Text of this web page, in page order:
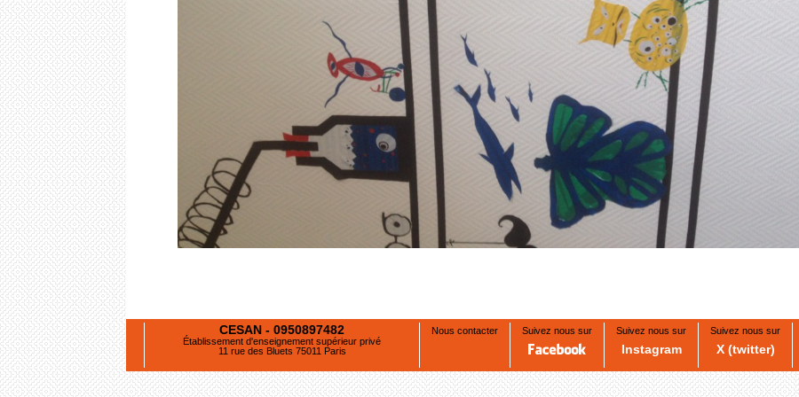
CESAN - 0950897482
Établissement d'enseignement supérieur privé
11 rue des Bluets 75011 Paris
Nous contacter Suivez nous sur Suivez nous sur
Instagram
Suivez nous sur
X (twitter)